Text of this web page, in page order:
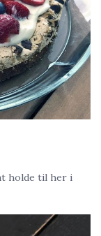
holde til her i